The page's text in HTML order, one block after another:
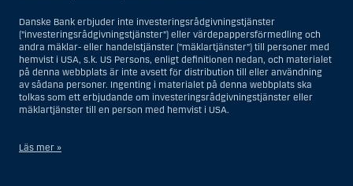
Danske Bank erbjuder inte investeringsrådgivningstjänster
(”investeringsrådgivningstjänster”) eller värdepappersförmedling och
andra mäklar- eller handelstjänster (”mäklartjänster”) till personer med
hemvist i USA, s.k. US Persons, enligt definitionen nedan, och materialet
på denna webbplats är inte avsett för distribution till eller användning
av sådana personer. Ingenting i materialet på denna webbplats ska
tolkas som ett erbjudande om investeringsrådgivningstjänster eller
mäklartjänster till en person med hemvist i USA.
Läs mer »